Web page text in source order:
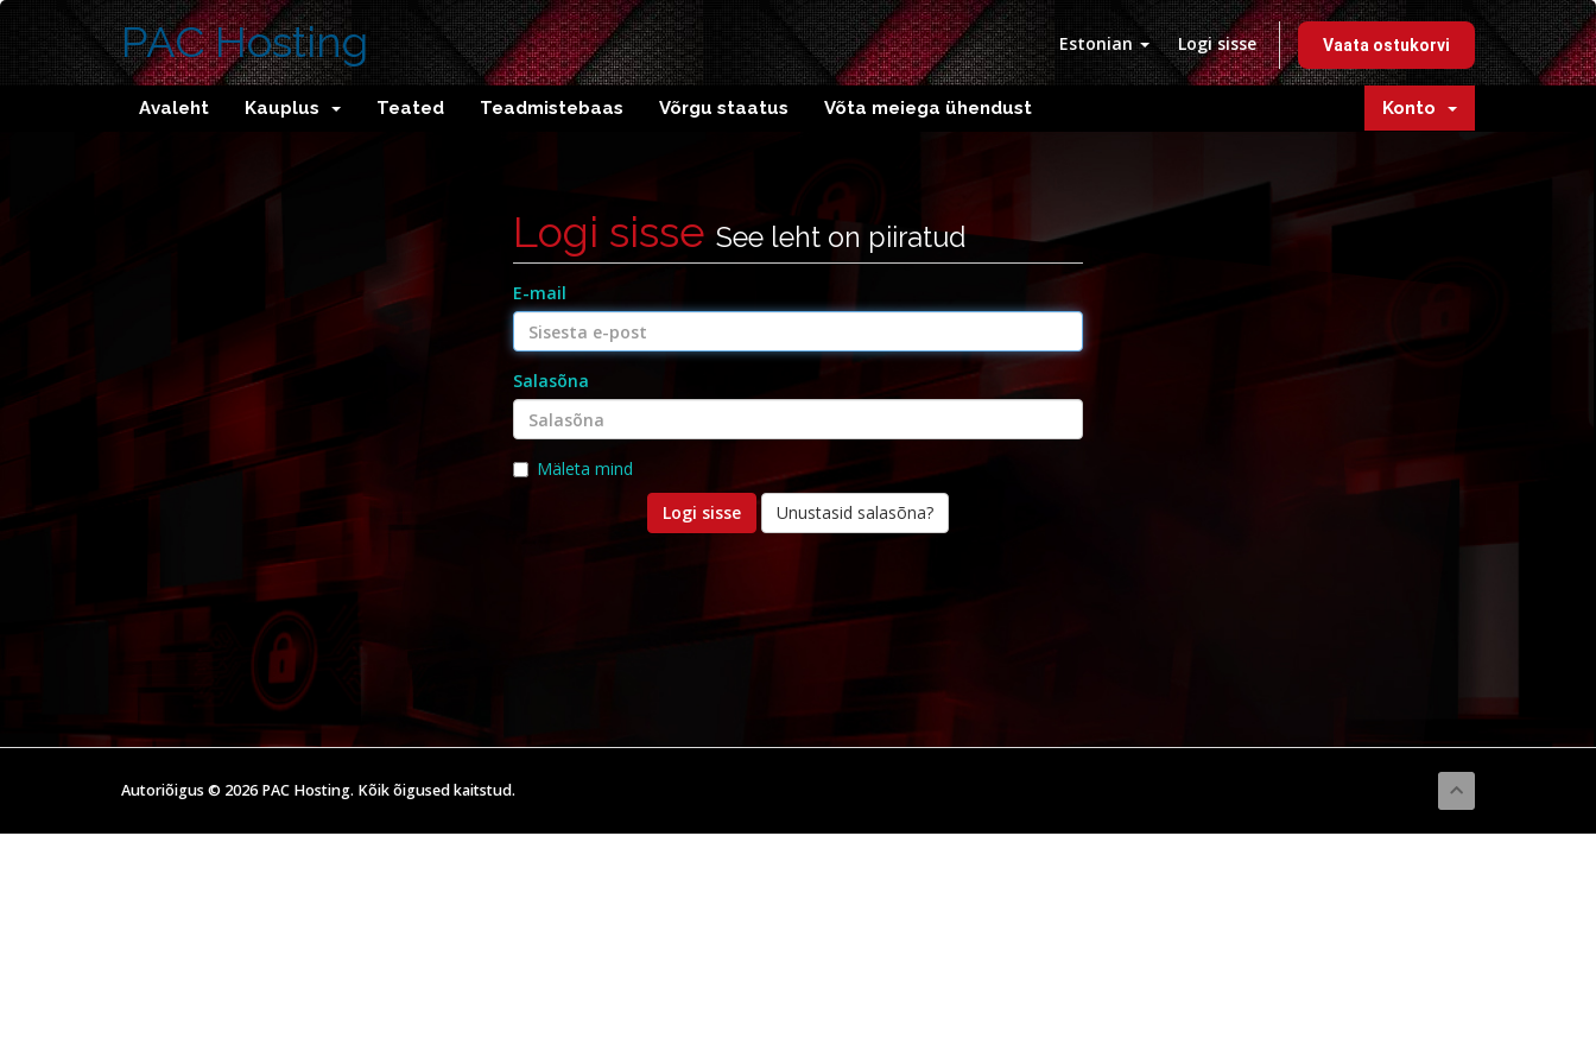
Estonian Logi sisse Vaata ostukorvi
PAC Hosting
Avaleht Kauplus Teated Teadmistebaas Võrgu staatus Võta meiega ühendust Konto
Logi sisse See leht on piiratud
E-mail
Salasõna
Mäleta mind
Unustasid salasõna?
Autoriõigus © 2026 PAC Hosting. Kõik õigused kaitstud.